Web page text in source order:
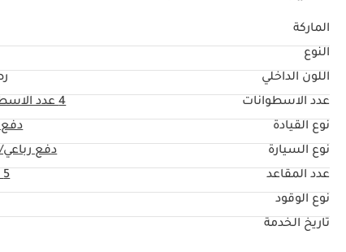
الماركة
النوع
اللون الداخلي
عدد الاسطوانات
4عدد
نوع القيادة
دفع
نوع السيارة
دفع رباعي/
عدد المقاعد
5 مقاعد
نوع الوقود
تاريخ الخدمة